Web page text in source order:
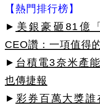
【熱門排行榜】
► 美銀豪砸81億
CEO讚：一項值得
► 台積電3奈米產
也傳捷報
► 彩券百萬大獎